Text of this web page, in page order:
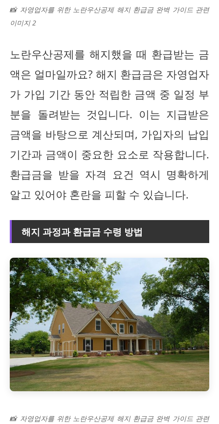
📸 자영업자를 위한 노란우산공제 해지 환급금 완벽 가이드 관련
이미지 2
노란우산공제를 해지했을 때 환급받는 금
액은 얼마일까요? 해지 환급금은 자영업자
가 가입 기간 동안 적립한 금액 중 일정 부
분을 돌려받는 것입니다. 이는 지급받은
금액을 바탕으로 계산되며, 가입자의 납입
기간과 금액이 중요한 요소로 작용합니다.
환급금을 받을 자격 요건 역시 명확하게
알고 있어야 혼란을 피할 수 있습니다.
해지 과정과 환급금 수령 방법
📸 자영업자를 위한 노란우산공제 해지 환급금 완벽 가이드 관련